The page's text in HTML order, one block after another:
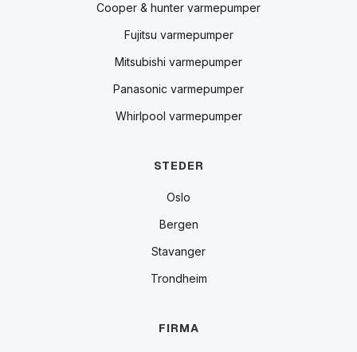
Cooper & hunter varmepumper
Fujitsu varmepumper
Mitsubishi varmepumper
Panasonic varmepumper
Whirlpool varmepumper
STEDER
Oslo
Bergen
Stavanger
Trondheim
FIRMA